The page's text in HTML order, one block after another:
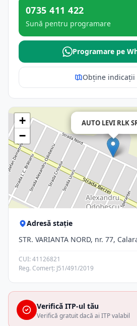
0735 411 422
Sună pentru programare
Programare pe
Obține indicații
AUTO LEVI RLK
+
−
Adresă stație
STR. VARIANTA NORD, nr. 77,
CUI: 41126821
Reg. Comerț: J51/491/2019
Verifică ITP-ul tău
Verifică gratuit dacă ai ITP valabil